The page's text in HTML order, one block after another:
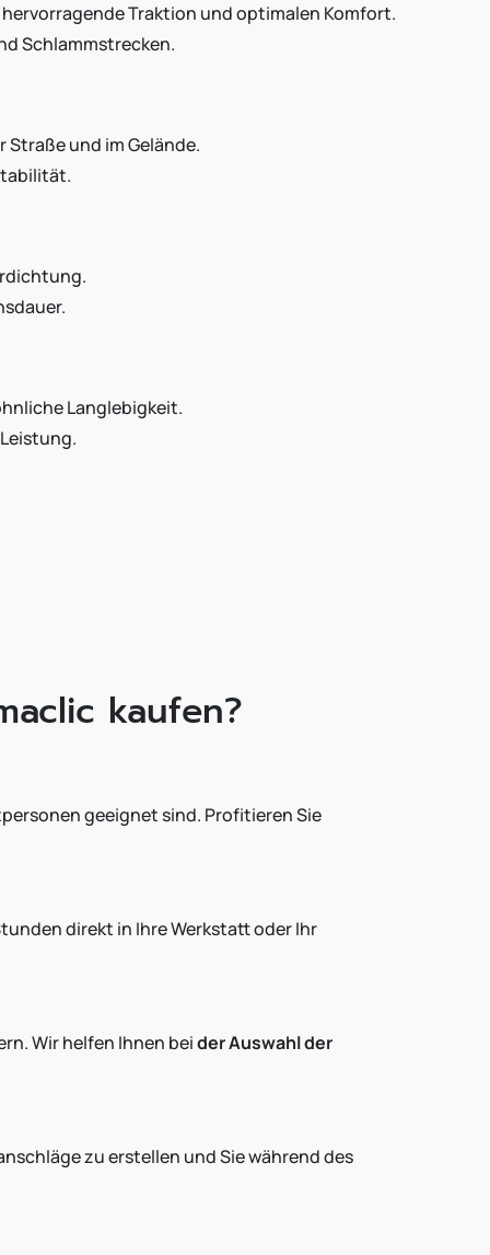
Traktion und optimalen Komfort.
Schlammstrecken.
und im Gelände.
Langlebigkeit.
kaufen?
geeignet sind. Profitieren Sie
direkt in Ihre Werkstatt oder Ihr
Wir helfen Ihnen beider Auswahl der
zu erstellen und Sie während des